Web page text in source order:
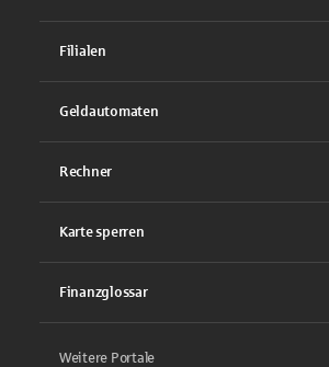
Filialen
Geldautomaten
Rechner
Karte sperren
Finanzglossar
Weitere Portale